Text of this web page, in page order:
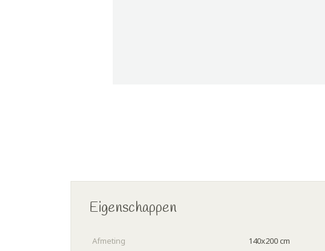
Eigenschappen
Afmeting
140x200 cm